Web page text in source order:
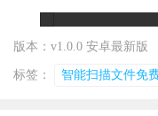
版本：v1.0.0 安卓最新版
标签： 智能扫描文件免